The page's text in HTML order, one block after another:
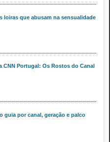
loiras que abusam na sensualidade
CNN Portugal: Os Rostos do Canal
guia por canal, geração e palco